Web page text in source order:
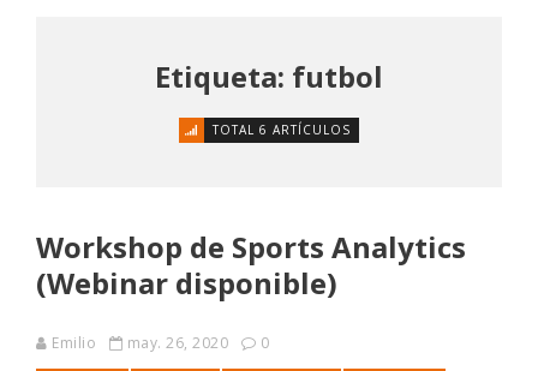
Etiqueta: futbol
TOTAL 6 ARTÍCULOS
Workshop de Sports Analytics
(Webinar disponible)
Emilio may. 26, 2020
0